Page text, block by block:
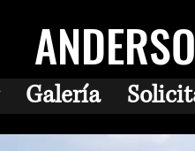
Galería